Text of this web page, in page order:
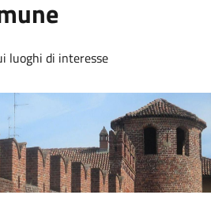
luoghi di interesse